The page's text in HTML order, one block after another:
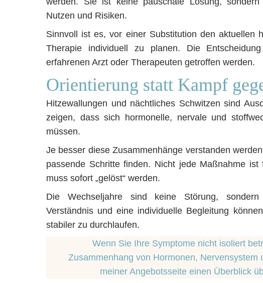
Nutzen und Risiken.
Sinnvoll ist es, vor einer Substitution den aktuellen
Therapie individuell zu planen. Die
erfahrenen Arzt oder Therapeuten getroffen werden.
Orientierung statt Kampf
Hitzewallungen und nächtliches Schwitzen sind
zeigen, dass sich hormonelle, nervale und
müssen.
Je besser diese Zusammenhänge verstanden
passende Schritte finden. Nicht jede Maßnahme
muss sofort „gelöst“ werden.
Die Wechseljahre sind keine Störung, sondern
Verständnis und eine individuelle Begleitung
stabiler zu durchlaufen.
Wenn Sie Ihre Symptome nicht isoliert
Zusammenhang von Hormonen, Nervensystem
meiner Angebotsseite einen Überblick